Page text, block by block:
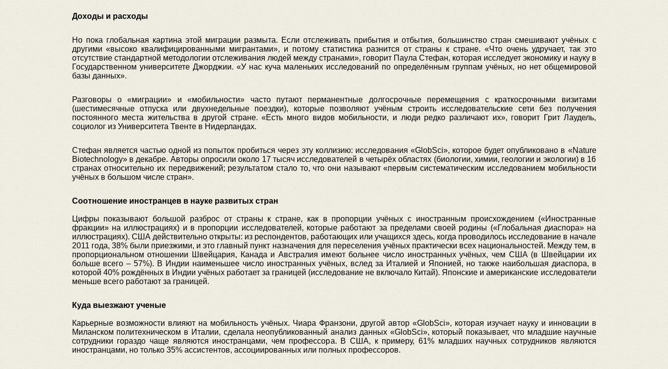
Доходы и расходы
Но пока глобальная картина этой миграции размыта. Если отслеживать прибытия и отбытия, большинство стран смешивают учёных с
другими «высоко квалифицированными мигрантами», и потому статистика разнится от страны к стране. «Что очень удручает, так это
отсутствие стандартной методологии отслеживания людей между странами», говорит Паула Стефан, которая исследует экономику и науку в
Государственном университете Джорджии. «У нас куча маленьких исследований по определённым группам учёных, но нет общемировой
базы данных».
Разговоры о «миграции» и «мобильности» часто путают перманентные долгосрочные перемещения с краткосрочными визитами
(шестимесячные отпуска или двухнедельные поездки), которые позволяют учёным строить исследовательские сети без получения
постоянного места жительства в другой стране. «Есть много видов мобильности, и люди редко различают их», говорит Грит Лаудель,
социолог из Университета Твенте в Нидерландах.
Стефан является частью одной из попыток пробиться через эту коллизию: исследования «GlobSci», которое будет опубликовано в «Nature
Biotechnology» в декабре. Авторы опросили около 17 тысяч исследователей в четырёх областях (биологии, химии, геологии и экологии) в 16
странах относительно их передвижений; результатом стало то, что они называют «первым систематическим исследованием мобильности
учёных в большом числе стран».
Соотношение иностранцев в науке развитых стран
Цифры показывают большой разброс от страны к стране, как в пропорции учёных с иностранным происхождением («Иностранные
фракции» на иллюстрациях) и в пропорции исследователей, которые работают за пределами своей родины («Глобальная диаспора» на
иллюстрациях). США действительно открыты: из респондентов, работающих или учащихся здесь, когда проводилось исследование в начале
2011 года, 38% были приезжими, и это главный пункт назначения для переселения учёных практически всех национальностей. Между тем, в
пропорциональном отношении Швейцария, Канада и Австралия имеют больнее число иностранных учёных, чем США (в Швейцарии их
больше всего – 57%). В Индии наименьшее число иностранных учёных, вслед за Италией и Японией, но также наибольшая диаспора, в
которой 40% рождённых в Индии учёных работает за границей (исследование не включало Китай). Японские и американские исследователи
меньше всего работают за границей.
Куда выезжают ученые
Карьерные возможности влияют на мобильность учёных. Чиара Франзони, другой автор «GlobSci», которая изучает науку и инновации в
Миланском политехническом в Италии, сделала неопубликованный анализ данных «GlobSci», который показывает, что младшие научные
сотрудники гораздо чаще являются иностранцами, чем профессора. В США, к примеру, 61% младших научных сотрудников являются
иностранцами, но только 35% ассистентов, ассоциированных или полных профессоров.